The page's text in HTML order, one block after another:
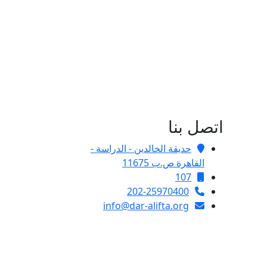
اتصل بنا
حديقة الخالدين - الدراسة -
القاهرة ص.ب 11675
107
202-25970400
info@dar-alifta.org